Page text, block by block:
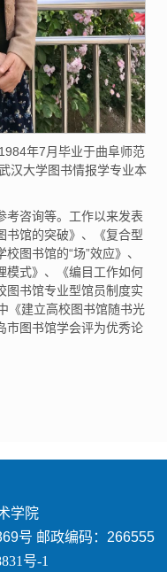
年7月毕业于曲阜师范
汉大学图书情报学专业本
考咨询等。工作以来发表
书馆的突破》、《复合型
图书馆的“场”效应》、
模式》、《编目工作如何
图书馆专业型馆员制度实
《建立高校图书馆随书光
市图书馆学会评为优秀论
学院
号 邮政编码：266555
号-1